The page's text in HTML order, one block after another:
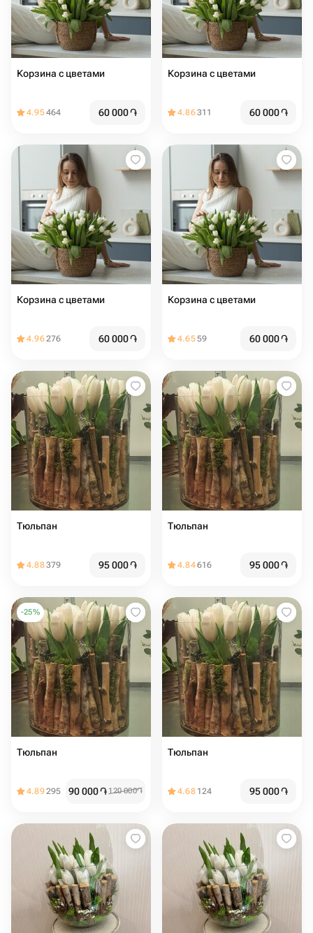
Корзина с цветами ️
4.95464 60 000֏
Корзина с цветами ️
4.86311 60 000֏
Корзина с цветами ️
4.96276 60 000֏
Корзина с цветами ️
4.6559 60 000֏
Тюльпан
4.88379 95 000֏
Тюльпан
4.84616 95 000֏
-25%
Тюльпан
4.89295 90 000֏ 120 000֏
Тюльпан
4.68 124 95 000֏